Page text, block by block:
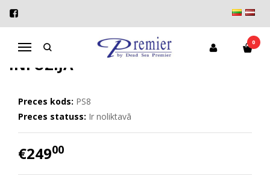
Navigācija
0
Sākums Supreme sejas ādas minerālā infūzija
SUPREME SEJAS ĀDAS MINERĀLĀ
INFŪZIJA
Preces kods: PS8
Preces statuss: Ir noliktavā
€24900